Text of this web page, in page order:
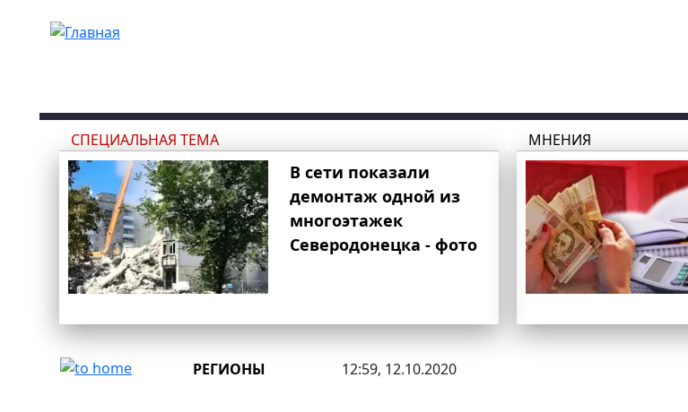
СПЕЦИАЛЬНАЯ ТЕМА
В сети показали
демонтаж одной из
многоэтажек
Северодонецка - фото
МНЕНИЯ
РЕГИОНЫ 12:59, 12.10.2020